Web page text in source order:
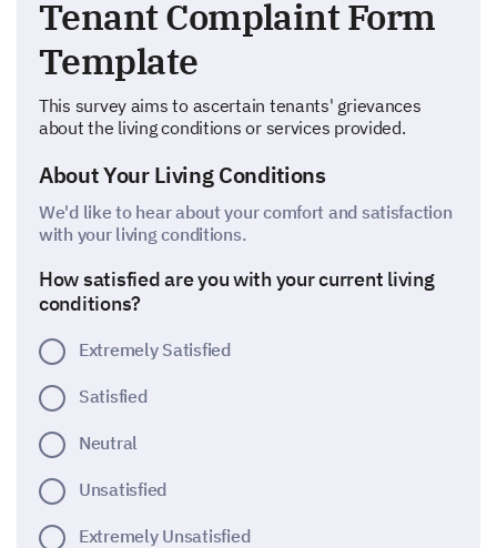
Tenant Complaint Form
Template
This survey aims to ascertain tenants' grievances
about the living conditions or services provided.
About Your Living Conditions
We'd like to hear about your comfort and satisfaction
with your living conditions.
How satisfied are you with your current living
conditions?
Extremely Satisfied
Satisfied
Neutral
Unsatisfied
Extremely Unsatisfied